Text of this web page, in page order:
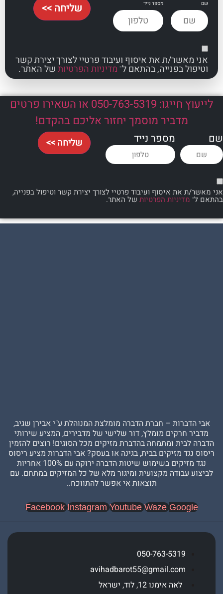
ת את איסוף ועיבוד פרטיי לצורך יצירת קשר
בפנייה, בהתאם ל־מדיניות הפרטיותשל האתר.
שליחה >>
לייעוץ חייגו: 050-763-5319 או השאירו פרטים
מדביר מוסמך יחזור אליכם בהקדם!
מספר נייד
את איסוף ועיבוד פרטיי לצורך יצירת קשר וטיפול בפנייה,
מדיניות הפרטיותשל האתר.
שליחה >>
– חברת הדברה מומלצת המנוהלת ע"י אבירן שגיב,
חרקים מומלץ, דור שלישי של מדבירים, המציע שירותי
ומתמחה בהדברת מזיקים מכל הסוגים! רוצים להזמין
מזיקים בבית, בגינה או בעסק? אבי הדברות מציע ריסוס
נגד מזיקים בשימוש שיטות הדברה ירוקה עם 100% אחריות
עבודה מקצועית ומיגור מלא של כל המזיקים במתחם. עם
תוצאות אי אפשר להתווכח..
Facebook Instagram Youtube Waze
050-763-5319
avihadbarot55@gmail.com
לאה אימנו 12, לוד, ישראל